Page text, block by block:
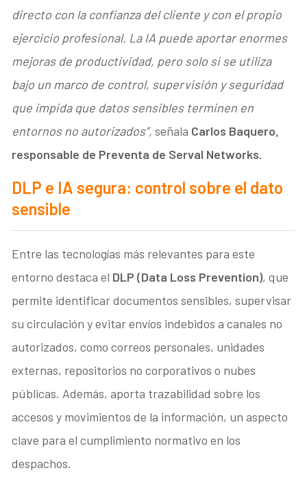
directo con la confianza del cliente y con el propio
ejercicio profesional. La IA puede aportar enormes
mejoras de productividad, pero solo si se utiliza
bajo un marco de control, supervisión y seguridad
que impida que datos sensibles terminen en
entornos no autorizados”, señala Carlos Baquero,
responsable de Preventa de Serval Networks.
DLP e IA segura: control sobre el dato
sensible
Entre las tecnologías más relevantes para este
entorno destaca el DLP (Data Loss Prevention), que
permite identificar documentos sensibles, supervisar
su circulación y evitar envíos indebidos a canales no
autorizados, como correos personales, unidades
externas, repositorios no corporativos o nubes
públicas. Además, aporta trazabilidad sobre los
accesos y movimientos de la información, un aspecto
clave para el cumplimiento normativo en los
despachos.